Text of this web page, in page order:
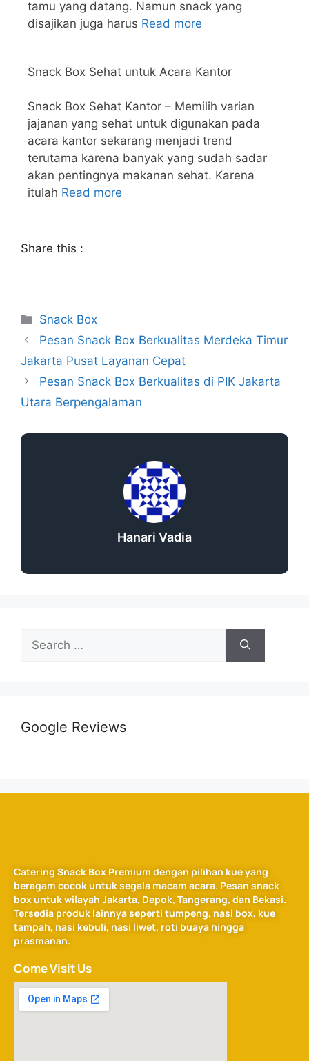
tamu yang datang. Namun snack yang
disajikan juga harus Read more
Snack Box Sehat untuk Acara Kantor
Snack Box Sehat Kantor – Memilih varian
jajanan yang sehat untuk digunakan pada
acara kantor sekarang menjadi trend
terutama karena banyak yang sudah sadar
akan pentingnya makanan sehat. Karena
itulah Read more
Share this :
Snack Box
Pesan Snack Box Berkualitas Merdeka Timur
Jakarta Pusat Layanan Cepat
Pesan Snack Box Berkualitas di PIK Jakarta
Utara Berpengalaman
Hanari Vadia
Google Reviews
Catering Snack Box Premium dengan pilihan kue yang
beragam cocok untuk segala macam acara. Pesan snack
box untuk wilayah Jakarta, Depok, Tangerang, dan Bekasi.
Tersedia produk lainnya seperti tumpeng, nasi box, kue
tampah, nasi kebuli, nasi liwet, roti buaya hingga
prasmanan.
Come Visit Us